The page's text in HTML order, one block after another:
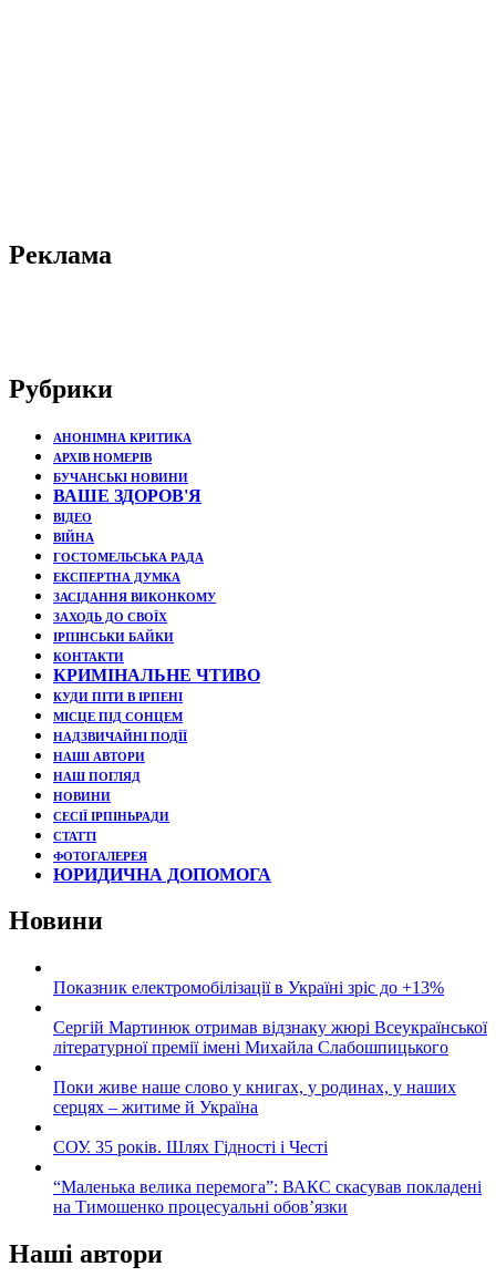
Реклама
Рубрики
АНОНІМНА КРИТИКА
АРХІВ НОМЕРІВ
БУЧАНСЬКІ НОВИНИ
ВАШЕ ЗДОРОВ'Я
ВІДЕО
ВІЙНА
ГОСТОМЕЛЬСЬКА РАДА
ЕКСПЕРТНА ДУМКА
ЗАСІДАННЯ ВИКОНКОМУ
ЗАХОДЬ ДО СВОЇХ
ІРПІНСЬКИ БАЙКИ
КОНТАКТИ
КРИМІНАЛЬНЕ ЧТИВО
КУДИ ПІТИ В ІРПЕНІ
МІСЦЕ ПІД СОНЦЕМ
НАДЗВИЧАЙНІ ПОДЇЇ
НАШІ АВТОРИ
НАШ ПОГЛЯД
НОВИНИ
СЕСІЇ ІРПІНЬРАДИ
СТАТТІ
ФОТОГАЛЕРЕЯ
ЮРИДИЧНА ДОПОМОГА
Новини
Показник електромобілізації в Україні зріс до +13%
Сергій Мартинюк отримав відзнаку жюрі Всеукраїнської
літературної премії імені Михайла Слабошпицького
Поки живе наше слово у книгах, у родинах, у наших
серцях – житиме й Україна
СОУ. 35 років. Шлях Гідності і Честі
“Маленька велика перемога”: ВАКС скасував покладені
на Тимошенко процесуальні обов’язки
Наші автори